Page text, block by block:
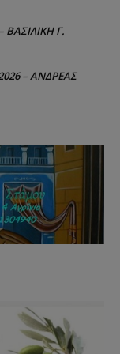
ΒΑΣΙΛΙΚΗ Γ.
– ΑΝΔΡΕΑΣ